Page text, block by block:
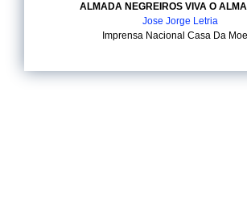
ALMADA NEGREIROS VIVA O
Jose Jorge Letria
Imprensa Nacional Casa Da